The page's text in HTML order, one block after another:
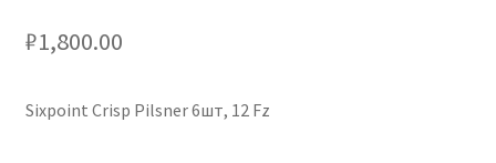
₽1,800.00
Sixpoint Crisp Pilsner 6шт, 12 Fz